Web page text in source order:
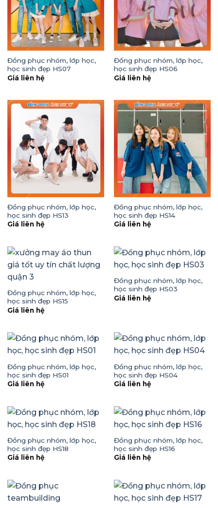
Đồng phục nhóm, lớp học,
học sinh đẹp HS07
Giá liên hệ
Đồng phục nhóm, lớp học,
học sinh đẹp HS06
Giá liên hệ
Đồng phục nhóm, lớp học,
học sinh đẹp HS13
Giá liên hệ
Đồng phục nhóm, lớp học,
học sinh đẹp HS14
Giá liên hệ
Đồng phục nhóm, lớp học,
học sinh đẹp HS15
Giá liên hệ
Đồng phục nhóm, lớp học,
học sinh đẹp HS03
Giá liên hệ
Đồng phục nhóm, lớp học,
học sinh đẹp HS01
Giá liên hệ
Đồng phục nhóm, lớp học,
học sinh đẹp HS04
Giá liên hệ
Đồng phục nhóm, lớp học,
học sinh đẹp HS18
Giá liên hệ
Đồng phục nhóm, lớp học,
học sinh đẹp HS16
Giá liên hệ